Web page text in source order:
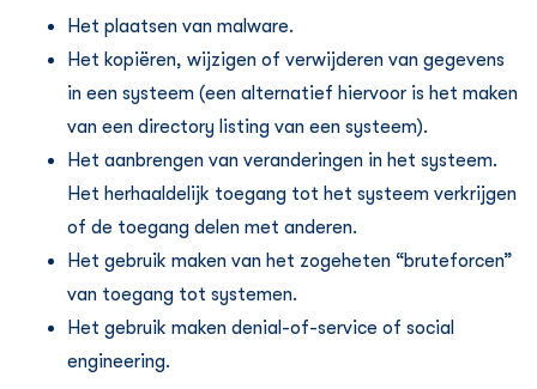
Het plaatsen van malware.
Het kopiëren, wijzigen of verwijderen van gegevens
in een systeem (een alternatief hiervoor is het maken
van een directory listing van een systeem).
Het aanbrengen van veranderingen in het systeem.
Het herhaaldelijk toegang tot het systeem verkrijgen
of de toegang delen met anderen.
Het gebruik maken van het zogeheten “bruteforcen”
van toegang tot systemen.
Het gebruik maken denial-of-service of social
engineering.